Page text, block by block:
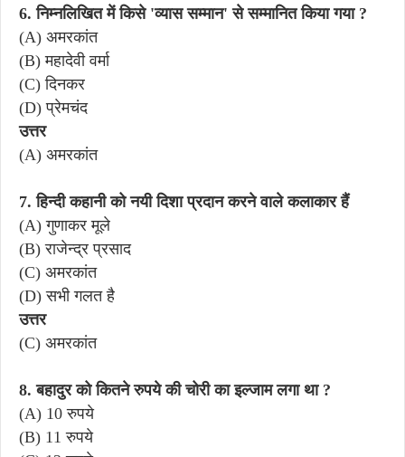
6. निम्नलिखित में किसे 'व्यास सम्मान' से सम्मानित किया गया ?
(A) अमरकांत
(B) महादेवी वर्मा
(C) दिनकर
(D) प्रेमचंद
उत्तर
(A) अमरकांत
7. हिन्दी कहानी को नयी दिशा प्रदान करने वाले कलाकार हैं
(A) गुणाकर मूले
(B) राजेन्द्र प्रसाद
(C) अमरकांत
(D) सभी गलत है
उत्तर
(C) अमरकांत
8. बहादुर को कितने रुपये की चोरी का इल्जाम लगा था ?
(A) 10 रुपये
(B) 11 रुपये